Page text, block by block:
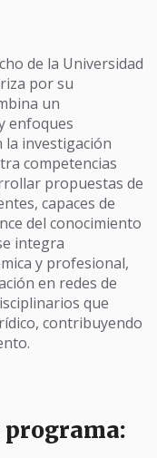
de la Universidad
por su
un
enfoques
la investigación
competencias
propuestas de
capaces de
del conocimiento
integra
y profesional,
en redes de
que
contribuyendo
programa: